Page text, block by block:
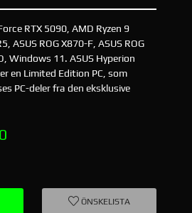
RTX 5090, AMD Ryzen 9
ASUS ROG X870-F, ASUS ROG
Windows 11. ASUS Hyperion
er en Limited Edition PC, som
PC-deler fra den eksklusive
ÖNSKELISTA